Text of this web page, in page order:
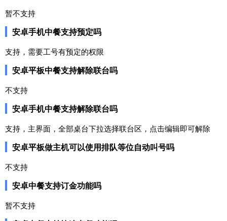
暂不支持
安卓手机中餐支持预定吗
支持，需要工号有预定的权限
安卓平板中餐支持解除联台吗
不支持
安卓手机中餐支持解除联台吗
支持，主界面，全部桌台下拉选择联台区，点击编辑即可解除
安卓平板做主机可以使用排队等位自动叫号吗
不支持
安卓中餐支持订金功能吗
暂不支持